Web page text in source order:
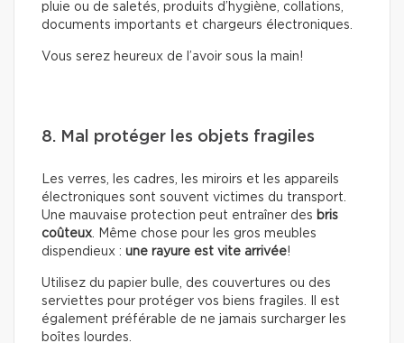
pluie ou de saletés, produits d’hygiène, collations,
documents importants et chargeurs électroniques.
Vous serez heureux de l’avoir sous la main!
8. Mal protéger les objets fragiles
Les verres, les cadres, les miroirs et les appareils
électroniques sont souvent victimes du transport.
Une mauvaise protection peut entraîner des bris
coûteux. Même chose pour les gros meubles
dispendieux : une rayure est vite arrivée!
Utilisez du papier bulle, des couvertures ou des
serviettes pour protéger vos biens fragiles. Il est
également préférable de ne jamais surcharger les
boîtes lourdes.